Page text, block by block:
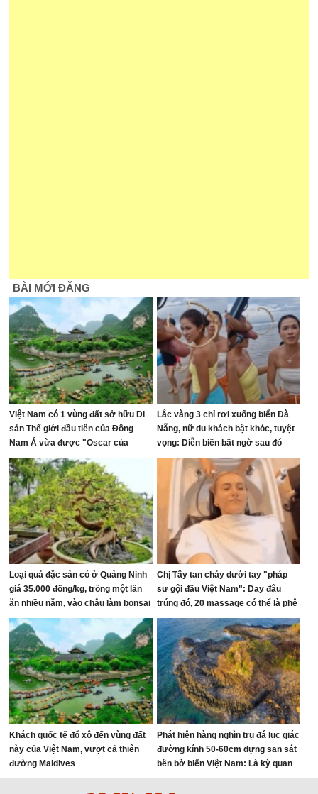
BÀI MỚI ĐĂNG
Việt Nam có 1 vùng đất sở hữu Di
sản Thế giới đầu tiên của Đông
Nam Á vừa được "Oscar của
ngành du lịch" đề cử, là nơi tỷ phú
Xuân Trường đầu tư KDL tâm linh
12.000 ha
Lắc vàng 3 chỉ rơi xuống biển Đà
Nẵng, nữ du khách bật khóc, tuyệt
vọng: Diễn biến bất ngờ sau đó
Loại quả đặc sản có ở Quảng Ninh
giá 35.000 đồng/kg, trồng một lần
ăn nhiều năm, vào chậu làm bonsai
giúp chiêu tài
Chị Tây tan chảy dưới tay "pháp
sư gội đầu Việt Nam": Day đâu
trúng đó, 20 massage có thể là phê
nhất cuộc đời!
Khách quốc tế đổ xô đến vùng đất
này của Việt Nam, vượt cả thiên
đường Maldives
Phát hiện hàng nghìn trụ đá lục giác
đường kính 50-60cm dựng san sát
bên bờ biển Việt Nam: Là kỳ quan
hiếm gặp trên thế giới, đã hơn 2
triệu năm tuổi